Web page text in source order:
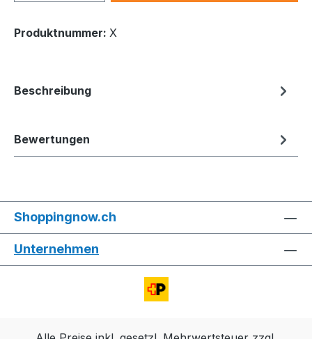
Produktnummer: X
Beschreibung
Bewertungen
Shoppingnow.ch
Unternehmen